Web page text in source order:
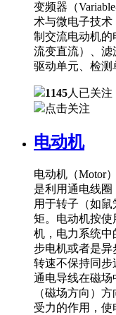
变频器（
术与微电子技
制交流电动机的
流变直流）、滤
驱动单元、检测
1145人已关注
点击关注
电动机
电动机（Motor
是利用通电线
用于转子（如
矩。电动机按使
机，电力系统中
步电机或者是
转速不保持同步
通电导线在磁
（磁场方向）
受力的作用，使